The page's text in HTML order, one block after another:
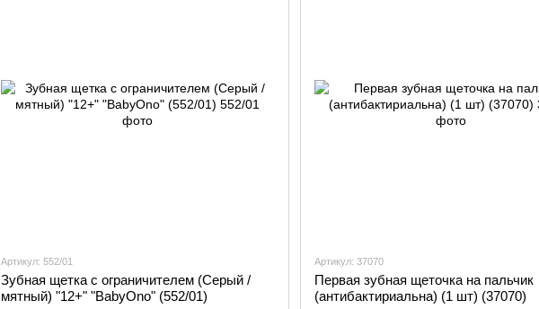
Артикул: 552/01
Зубная щетка с ограничителем (Серый /
мятный) "12+" "BabyOno" (552/01)
Артикул: 37070
Первая зубная щеточка на пальчик
(антибактириальна) (1 шт) (37070)